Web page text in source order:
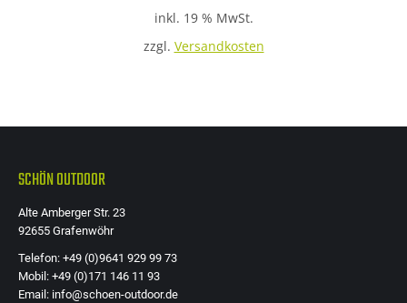
inkl. 19 % MwSt.
zzgl. Versandkosten
SCHÖN OUTDOOR
Alte Amberger Str. 23
92655 Grafenwöhr
Telefon: +49 (0)9641 929 99 73
Mobil: +49 (0)171 146 11 93
Email: info@schoen-outdoor.de